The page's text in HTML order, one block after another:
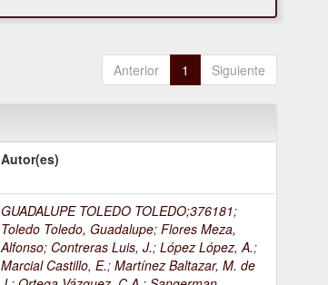
Anterior 1 Siguiente
Autor(es)
GUADALUPE TOLEDO TOLEDO;376181;
Toledo Toledo, Guadalupe;Flores Meza,
Alfonso; Contreras Luis, J.;López López, A.;
Marcial Castillo, E.;Martínez Baltazar, M. de